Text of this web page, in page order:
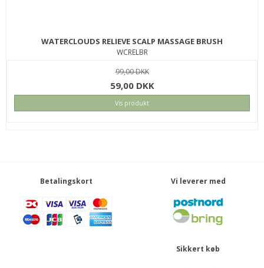
INNERSENSE COLOR AWAKENING HAIRBATH 295ML
ISCOLSH295
230,00 DKK
48%
WATERCLOUDS RELIEVE SCALP MASSAGE BRUSH
WCRELBR
99,00 DKK
59,00 DKK
Vis produkt
Betalingskort Vi leverer med
Sikkert køb